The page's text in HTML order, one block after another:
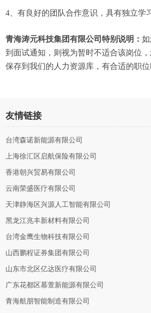
4、有良好的团队合作意识，具有独立学
青海涛元科技集团有限公司特别说明：
到面试通知，则视为暂时不适合该岗位
保存到我们的人力资源库，有合适的职位
友情链接
台湾森诺新能源有限公司
上海徐汇区启航保险有限公司
香港朝兴贸易有限公司
云南荣盛医疗有限公司
天津静海区兴源人工智能有限公司
黑龙江兆丰新材料有限公司
台湾金鹰生物科技有限公司
山西鹏程证券集团有限公司
山东市北区亿达医疗有限公司
广东花都区慕萱新能源有限公司
青海航朋智能制造有限公司